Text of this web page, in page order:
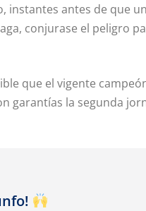
instantes antes de que
conjurase el peligro
que el vigente
garantías la segunda